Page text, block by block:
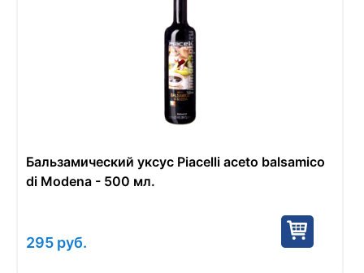
Бальзамический уксус Piacelli aceto balsamico
di Modena - 500 мл.
295 руб.